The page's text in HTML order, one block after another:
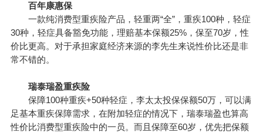
百年康惠保
一款纯消费型重疾险产品，轻重两“全”，重疾100种，轻症
30种，轻症具备豁免功能，理赔基本保额25%，保至70岁，性
价比更高。对于承担家庭经济来源的李先生来说性价比还是非
常不错的。
瑞泰瑞盈重疾险
保障100种重疾+50种轻症，李太太投保保额50万，可以满
足基本重疾保障需求，在附加轻症的情况下，瑞泰瑞盈也算高
性价比消费型重疾险中的一员。而且保障至60岁，优先把保额